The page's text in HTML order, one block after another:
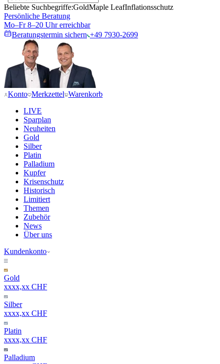
Beliebte Suchbegriffe:GoldMaple LeafInflationsschutz
Persönliche Beratung
Mo–Fr 8–20 Uhr erreichbar
Beratungstermin sichern +49 7930-2699
Konto Merkzettel Warenkorb
LIVE
Sparplan
Neuheiten
Gold
Silber
Platin
Palladium
Kupfer
Krisenschutz
Historisch
Limitiert
Themen
Zubehör
News
Über uns
Kundenkonto
Gold
xxxx,xx CHF
Silber
xxxx,xx CHF
Platin
xxxx,xx CHF
Palladium